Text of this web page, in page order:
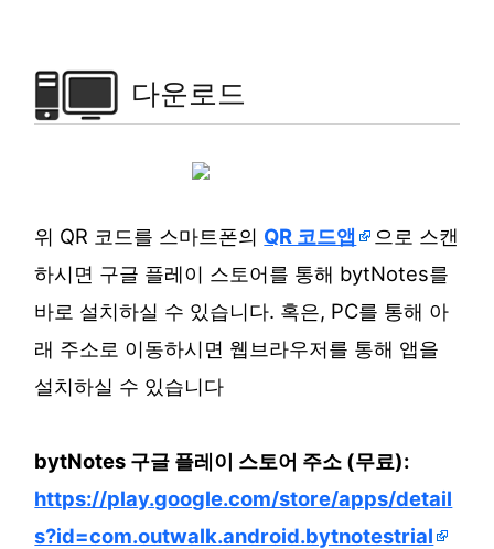
다운로드
위 QR 코드를 스마트폰의 QR 코드앱
으로 스캔
하시면 구글 플레이 스토어를 통해 bytNotes를
바로 설치하실 수 있습니다. 혹은, PC를 통해 아
래 주소로 이동하시면 웹브라우저를 통해 앱을
설치하실 수 있습니다
bytNotes 구글 플레이 스토어 주소 (무료):
https://play.google.com/store/apps/detail
s?id=com.outwalk.android.bytnotestrial